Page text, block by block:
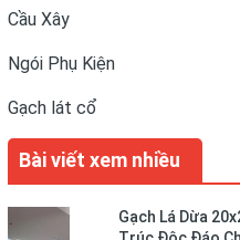
Cầu Xây
Ngói Phụ Kiện
Gạch lát cổ
Bài viết xem nhiều
Gạch Lá Dừa